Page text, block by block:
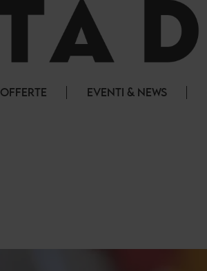
OFFERTE EVENTI & NEWS